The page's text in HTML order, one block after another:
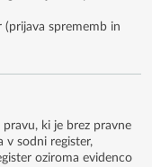
sprememb in
ki je brez pravne
v sodni register,
oziroma evidenco